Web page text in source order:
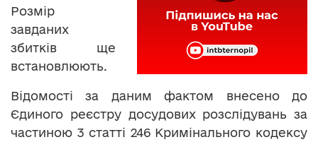
Розмір
завданих
збитків ще
встановлюють.
Відомості за даним фактом внесено до
Єдиного реєстру досудових розслідувань за
частиною 3 статті 246 Кримінального кодексу